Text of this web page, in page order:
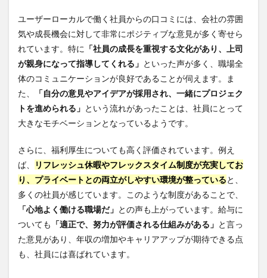
ユーザーローカルで働く社員からの口コミには、会社の雰囲
気や成長機会に対して非常にポジティブな意見が多く寄せら
れています。特に 「社員の成長を重視する文化があり、上司
が親身になって指導してくれる」 といった声が多く、職場全
体のコミュニケーションが良好であることが伺えます。ま
た、
「自分の意見やアイデアが採用され、一緒にプロジェク
トを進められる」 という流れがあったことは、社員にとって
大きなモチベーションとなっているようです。
さらに、福利厚生についても高く評価されています。例え
ば、
リフレッシュ休暇やフレックスタイム制度が充実してお
り、プライベートとの両立がしやすい環境が整っていると、
多くの社員が感じています。このような制度があることで、
「心地よく働ける職場だ」 との声も上がっています。給与に
ついても 「適正で、努力が評価される仕組みがある」 と言っ
た意見があり、年収の増加やキャリアアップが期待できる点
も、社員には喜ばれています。